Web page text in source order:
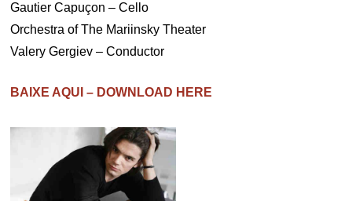
Gautier Capuçon – Cello
Orchestra of The Mariinsky Theater
Valery Gergiev – Conductor
BAIXE AQUI – DOWNLOAD HERE